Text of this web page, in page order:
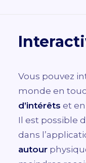
Vous pouvez
monde en
d’intérêts et
Il est possible
dans
autour